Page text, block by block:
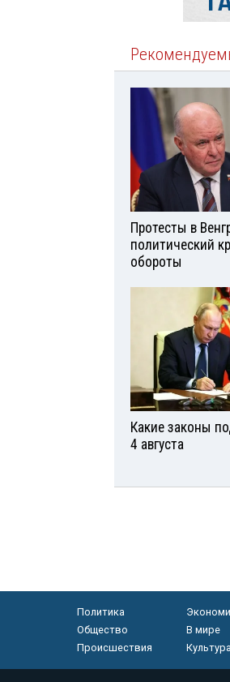
Протесты в
политический
обороты
Какие законы
4 августа
Политика
Общество
В мире
Происшествия
Культура